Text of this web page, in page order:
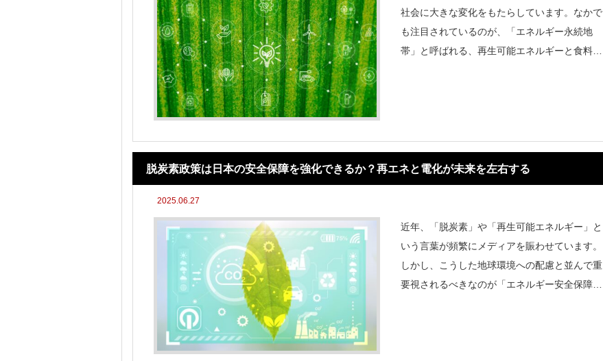
社会に大きな変化をもたらしています。なかで
も注目されているのが、「エネルギー永続地
帯」と呼ばれる、再生可能エネルギーと食料に
脱炭素政策は日本の安全保障を強化できるか？再エネと電化が未来を左右する
2025.06.27
近年、「脱炭素」や「再生可能エネルギー」と
いう言葉が頻繁にメディアを賑わせています。
しかし、こうした地球環境への配慮と並んで重
要視されるべきなのが「エネルギー安全保障」